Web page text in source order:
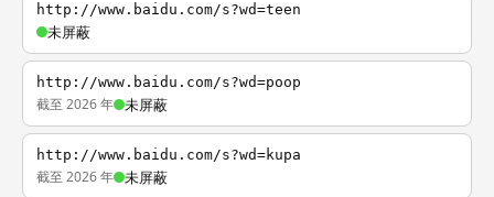
http://www.baidu.com/s?wd=teen
未屏蔽
http://www.baidu.com/s?wd=poop
截至 2026 年 未屏蔽
http://www.baidu.com/s?wd=kupa
截至 2026 年 未屏蔽